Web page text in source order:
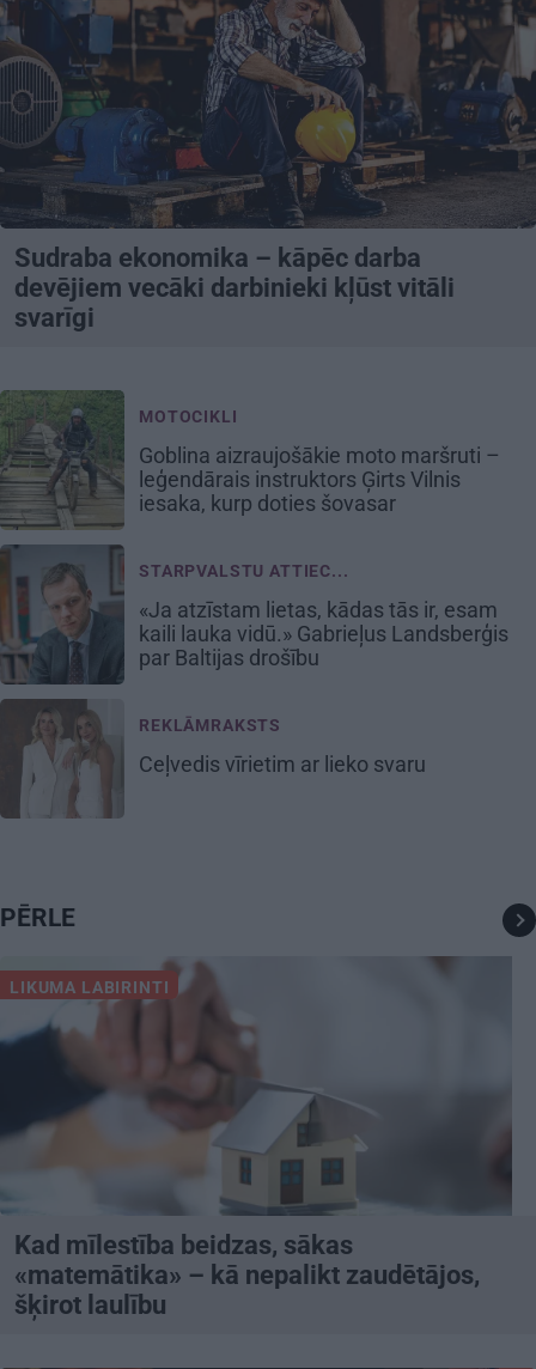
Sudraba ekonomika – kāpēc darba
devējiem vecāki darbinieki kļūst vitāli
svarīgi
MOTOCIKLI
Goblina aizraujošākie moto maršruti –
leģendārais instruktors Ģirts Vilnis
iesaka, kurp doties šovasar
STARPVALSTU ATTIEC...
«Ja atzīstam lietas, kādas tās ir, esam
kaili lauka vidū.» Gabrieļus Landsberģis
par Baltijas drošību
REKLĀMRAKSTS
Ceļvedis vīrietim ar lieko svaru
PĒRLE
LIKUMA LABIRINTI
Kad mīlestība beidzas, sākas
«matemātika» – kā nepalikt zaudētājos,
šķirot laulību